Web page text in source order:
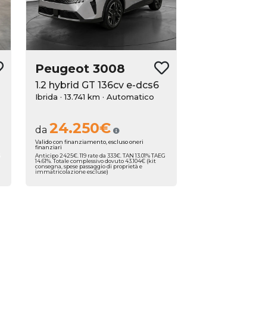
Peugeot 3008
1.2 hybrid GT 136cv e-dcs6
Ibrida · 13.741 km · Automatico
da 24.250€
Valido con finanziamento, escluso oneri
finanziari
Anticipo 2425€. 119 rate da 333€. TAN 13.01% TAEG
14.61%. Totale complessivo dovuto 43.104€ (kit
consegna, spese passaggio di proprietà e
immatricolazione escluse)